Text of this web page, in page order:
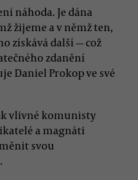
náhoda. Je dána
žijeme a v němž ten,
získává další — což
zdanění
Daniel Prokop ve své
vlivné komunisty
a magnáti
svou